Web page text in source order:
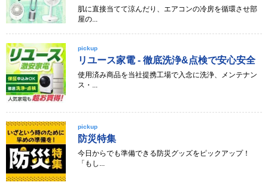
肌に直接当てて涼んだり、エアコンの冷房を循環させ部
屋の...
pickup
リユース家電 - 徹底洗浄&点検で安心安全
使用済み商品を当社提携工場で入念に洗浄、メンテナン
ス・...
pickup
防災特集
今日からでも準備できる防災グッズをピックアップ！
「もし...